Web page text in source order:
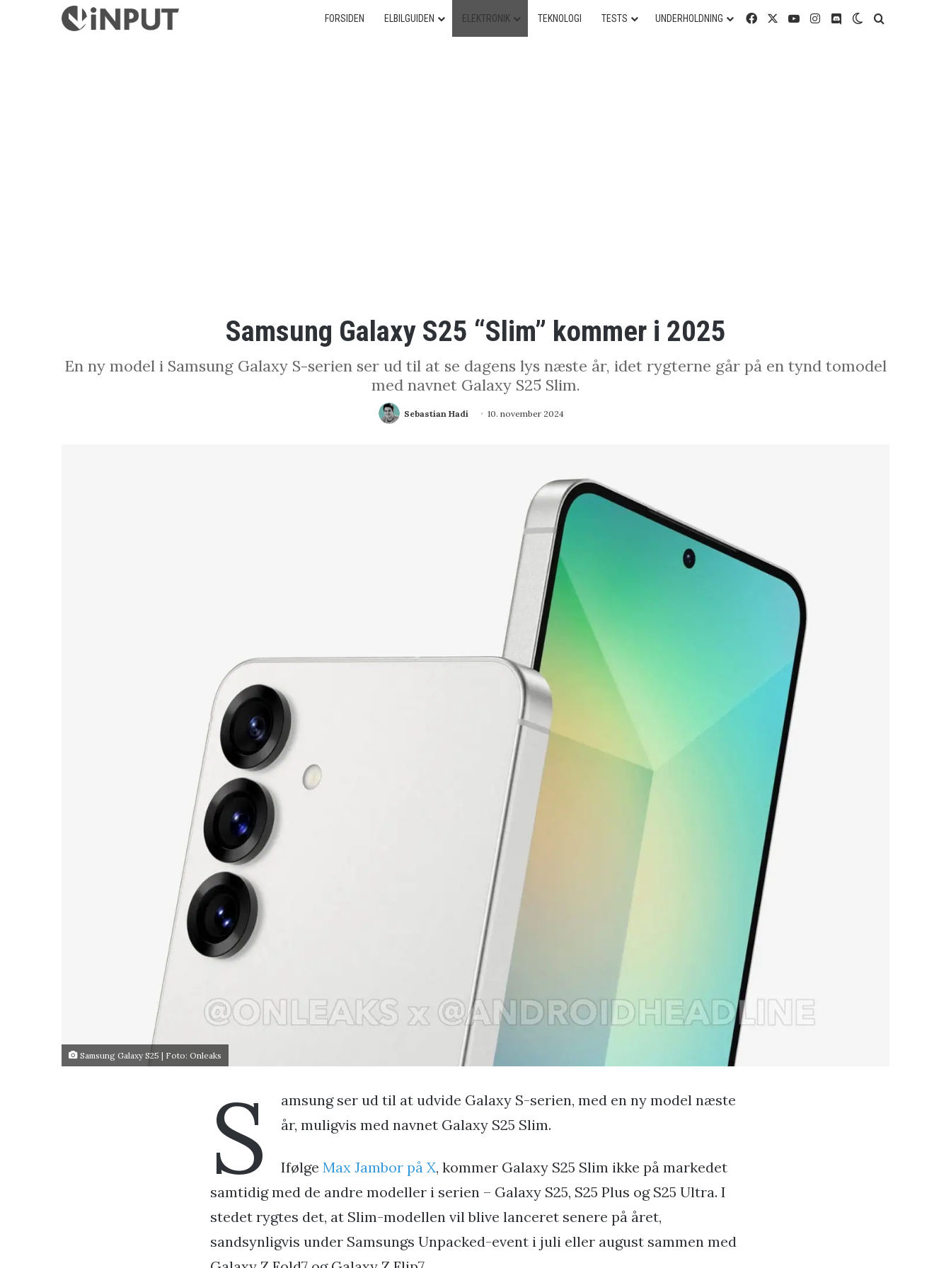
FORSIDEN ELBILGUIDEN ELEKTRONIK TEKNOLOGI TESTS UNDERHOLDNING FacebookYouTubeInstagram
DiscordSwitch skin
Samsung Galaxy S25 “Slim” kommer i 2025
En ny model i Samsung Galaxy S-serien ser ud til at se dagens lys næste år, idet rygterne går på en tynd tomodel
med navnet Galaxy S25 Slim.
Sebastian Hadi 10. november 2024
Samsung Galaxy S25 | Foto: Onleaks
S
amsung ser ud til at udvide Galaxy S-serien, med en ny model næste
år, muligvis med navnet Galaxy S25 Slim.
Ifølge Max Jambor på X, kommer Galaxy S25 Slim ikke på markedet
samtidig med de andre modeller i serien – Galaxy S25, S25 Plus og S25 Ultra. I
stedet rygtes det, at Slim-modellen vil blive lanceret senere på året,
sandsynligvis under Samsungs Unpacked-event i juli eller august sammen med